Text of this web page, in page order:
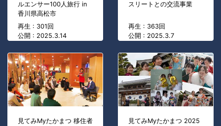
ルエンサー100人旅行 in
香川県高松市
再生 : 301回
公開 : 2025.3.14
スリートとの交流事業
再生 : 363回
公開 : 2025.3.7
見てみMyたかまつ 移住者
見てみMyたかまつ 2025